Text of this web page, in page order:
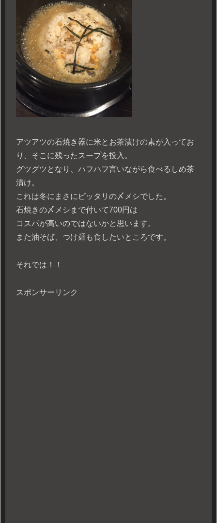
アツアツの石焼き器に米とお茶漬けの素が入ってお
り、そこに残ったスープを投入。
グツグツとなり、ハフハフ言いながら食べるしめ茶
漬け。
これは冬にまさにピッタリの〆メシでした。
石焼きの〆メシまで付いて700円は
コスパが高いのではないかと思います。
また油そば、つけ麺も食したいところです。
それでは！！
スポンサーリンク